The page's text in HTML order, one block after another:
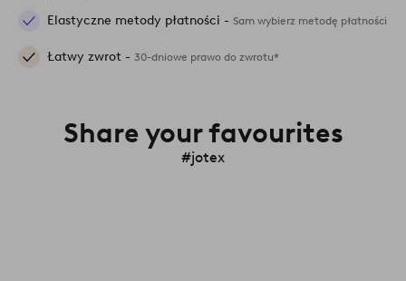
Elastyczne metody płatności - Sam wybierz metodę płatności
Łatwy zwrot - 30-dniowe prawo do zwrotu*
Share your favourites
#jotex